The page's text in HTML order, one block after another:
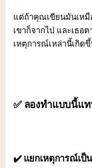
แต่ถ้าคุณเขียนมันเหมื
เขาก็จากไป และเธอ
เหตุการณ์เหล่านี้เกิด
✅ ลองทำแบบนี้แ
✔️ แยกเหตุการณ์เป็